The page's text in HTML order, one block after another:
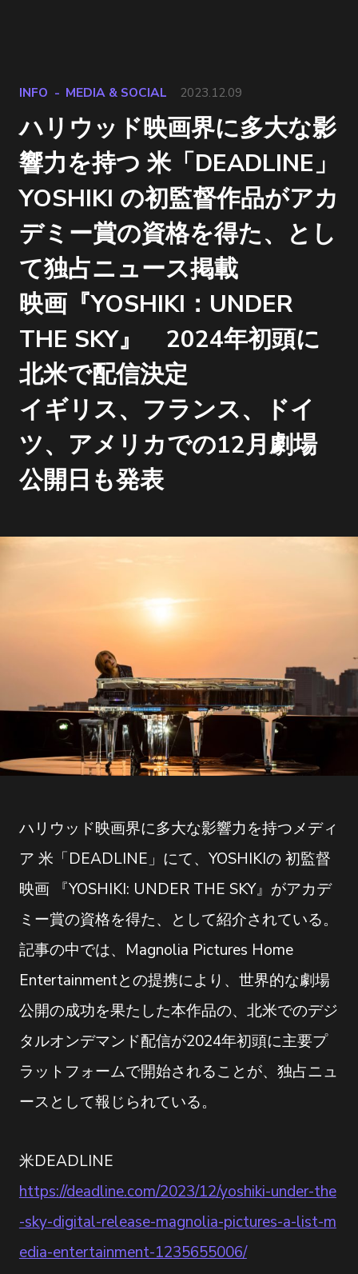
INFO MEDIA & SOCIAL 2023.12.09
ハリウッド映画界に多大な影
響力を持つ 米「DEADLINE」
YOSHIKI の初監督作品がアカ
デミー賞の資格を得た、とし
て独占ニュース掲載
映画『YOSHIKI：UNDER
THE SKY』 2024年初頭に
北米で配信決定
イギリス、フランス、ドイ
ツ、アメリカでの12月劇場
公開日も発表
ハリウッド映画界に多大な影響力を持つメディ
ア 米「DEADLINE」にて、YOSHIKIの 初監督
映画 『YOSHIKI: UNDER THE SKY』がアカデ
ミー賞の資格を得た、として紹介されている。
記事の中では、Magnolia Pictures Home
Entertainmentとの提携により、世界的な劇場
公開の成功を果たした本作品の、北米でのデジ
タルオンデマンド配信が2024年初頭に主要プ
ラットフォームで開始されることが、独占ニュ
ースとして報じられている。
米DEADLINE
https://deadline.com/2023/12/yoshiki-under-the
-sky-digital-release-magnolia-pictures-a-list-m
edia-entertainment-1235655006/